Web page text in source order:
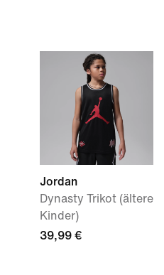
Jordan
Dynasty Trikot (ältere
Kinder)
39,99 €